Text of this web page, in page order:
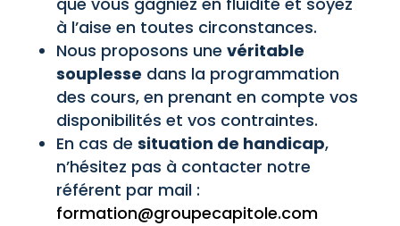
à l’aise en toutes circonstances.
Nous proposons une véritable
souplesse dans la programmation
des cours, en prenant en compte vos
disponibilités et vos contraintes.
En cas de situation de handicap,
n’hésitez pas à contacter notre
référent par mail :
formation@groupecapitole.com